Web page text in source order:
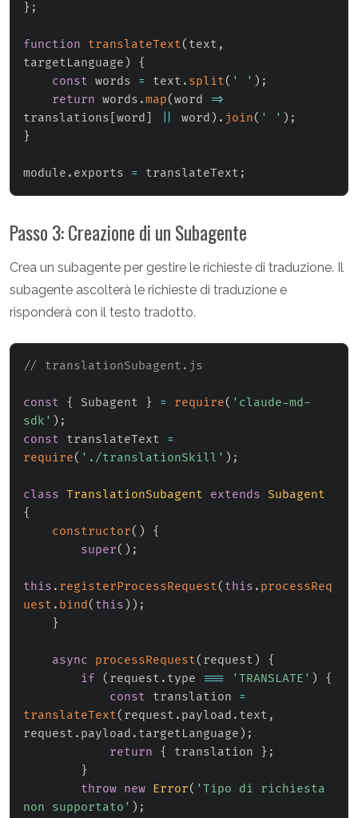
} ;
function translateText( text ,
targetLanguage )
{
const words = text . split( ' ' ) ;
return words .map(word
=>
translations word word ) . join( ' ' ) ;
}
module . exports = translateText ;
Passo 3: Creazione di un Subagente
Crea un subagente per gestire le richieste di traduzione. Il
subagente ascolterà le richieste di traduzione e
risponderà con il testo tradotto.
// translationSubagent.js
const { Subagent } = require( 'claude-md-
sdk' ) ;
const translateText =
require( './translationSkill' ) ;
class TranslationSubagent extends Subagent
{
constructor( )
{
super( ) ;
this . registerProcessRequest( this . processReq
uest . bind ( this ) ) ;
}
async processRequest( request )
{
if
( request . type === 'TRANSLATE' )
{
const translation =
translateText( request . payload . text ,
request . payload . targetLanguage ) ;
return
{ translation } ;
}
throw new Error( 'Tipo di richiesta
non supportato' ) ;